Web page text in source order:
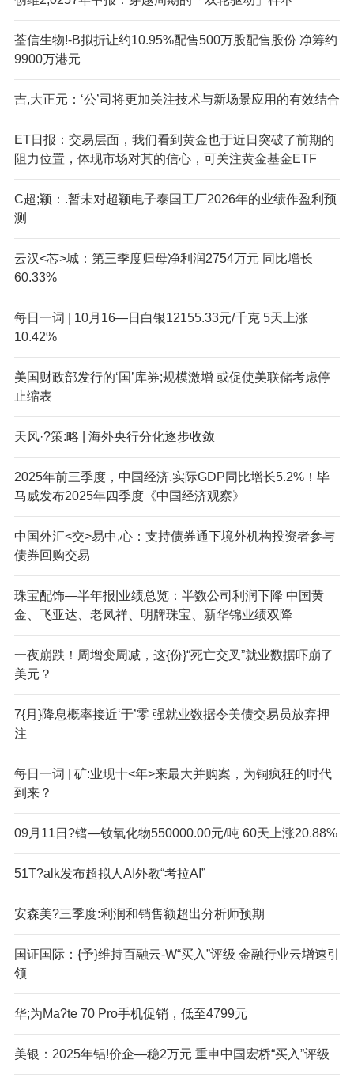
荃信生物!-B拟折让约10.95%配售500万股配售股份 净筹约
9900万港元
吉,大正元：‘公’司将更加关注技术与新场景应用的有效结合
ET日报：交易层面，我们看到黄金也于近日突破了前期的
阻力位置，体现市场对其的信心，可关注黄金基金ETF
C超;颖：.暂未对超颖电子泰国工厂2026年的业绩作盈利预
测
云汉<芯>城：第三季度归母净利润2754万元 同比增长
60.33%
每日一词 | 10月16—日白银12155.33元/千克 5天上涨
10.42%
美国财政部发行的‘国’库券;规模激增 或促使美联储考虑停
止缩表
天风·?策:略 | 海外央行分化逐步收敛
2025年前三季度，中国经济.实际GDP同比增长5.2%！毕
马威发布2025年四季度《中国经济观察》
中国外汇<交>易中,心：支持债券通下境外机构投资者参与
债券回购交易
珠宝配饰—半年报|业绩总览：半数公司利润下降 中国黄
金、飞亚达、老凤祥、明牌珠宝、新华锦业绩双降
一夜崩跌！周增变周减，这{份}“死亡交叉”就业数据吓崩了
美元？
7{月}降息概率接近‘于’零 强就业数据令美债交易员放弃押
注
每日一词 | 矿:业现十<年>来最大并购案，为铜疯狂的时代
到来？
09月11日?镨—钕氧化物550000.00元/吨 60天上涨20.88%
51T?alk发布超拟人AI外教“考拉AI”
安森美?三季度:利润和销售额超出分析师预期
国证国际：{予}维持百融云-W“买入”评级 金融行业云增速引
领
华;为Ma?te 70 Pro手机促销，低至4799元
美银：2025年铝!价企—稳2万元 重申中国宏桥“买入”评级